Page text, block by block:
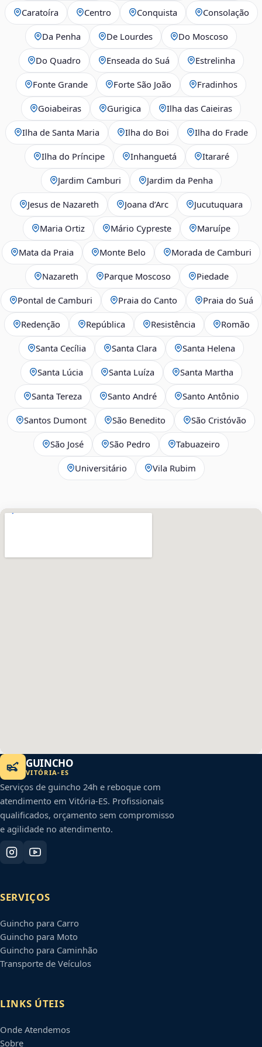
Caratoíra Centro Conquista Consolação
Da Penha De Lourdes Do Moscoso
Do Quadro Enseada do Suá Estrelinha
Fonte Grande Forte São João Fradinhos
Goiabeiras Gurigica Ilha das Caieiras
Ilha de Santa Maria Ilha do Boi Ilha do Frade
Ilha do Príncipe Inhanguetá Itararé
Jardim Camburi Jardim da Penha
Jesus de Nazareth Joana d’Arc Jucutuquara
Maria Ortiz Mário Cypreste Maruípe
Mata da Praia Monte Belo Morada de Camburi
Nazareth Parque Moscoso Piedade
Pontal de Camburi Praia do Canto Praia do Suá
Redenção República Resistência Romão
Santa Cecília Santa Clara Santa Helena
Santa Lúcia Santa Luíza Santa Martha
Santa Tereza Santo André Santo Antônio
Santos Dumont São Benedito São Cristóvão
São José São Pedro Tabuazeiro
Universitário Vila Rubim
GUINCHO
VITÓRIA- ES
Serviços de guincho 24h e reboque com
atendimento em Vitória-ES. Profissionais
qualificados, orçamento sem compromisso
e agilidade no atendimento.
SERVIÇOS
Guincho para Carro
Guincho para Moto
Guincho para Caminhão
Transporte de Veículos
LINKS ÚTEIS
Onde Atendemos
Sobre